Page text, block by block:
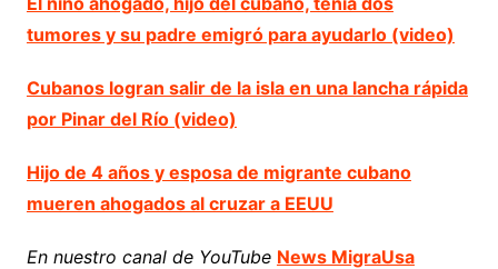
tumores y su padre emigró para ayudarlo (video)
Cubanos logran salir de la isla en una lancha rápida
por Pinar del Río (video)
Hijo de 4 años y esposa de migrante cubano
mueren ahogados al cruzar a EEUU
En nuestro canal de YouTube News MigraUsa